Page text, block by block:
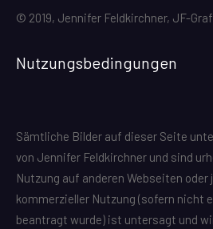
© 2019, Jennifer Feldkirchner, JF-
Nutzungsbedingungen
Sämtliche Bilder auf dieser Seite
von Jennifer Feldkirchner und sind
Nutzung auf anderen Webseiten oder
kommerzieller Nutzung (sofern nicht
beantragt wurde) ist untersagt und